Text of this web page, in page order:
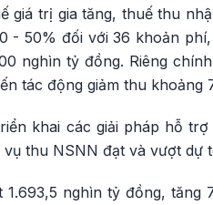
giá trị gia tăng, thuế thu
- 50% đối với 36 khoản
nghìn tỷ đồng. Riêng
tác động giảm thu khoảng
khai các giải pháp hỗ
thu NSNN đạt và vượt dự
nghìn tỷ đồng,